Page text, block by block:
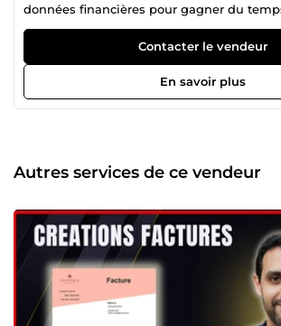
données financières pour gagner du
reporting et piloter la performance. ✔️
Reporting financier Excel &amp; Power BI ✔️
Automatisation finance (Power Query,
basées sur des chiffres fiables 🚀 Mes services Suivi
performance, trésorerie, rentabilité,
garantis Zéro erreur manuelle Outils
l’emploi Réponse rapide, projets urgents
Contacter le vendeur
En savoir plus
Autres services de ce vendeur